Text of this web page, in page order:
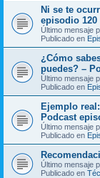
Ni se te
episodio 120
Último mensaje
Publicado en
¿Cómo
puedes? –
Último mensaje
Publicado en
Ejemplo
Podcast
Último mensaje
Publicado en
Último mensaje
Publicado en